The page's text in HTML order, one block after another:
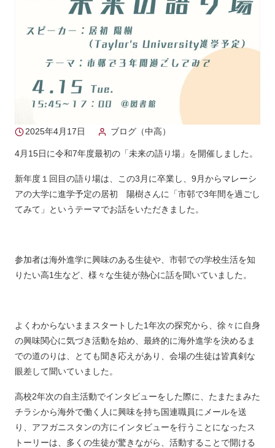
2025年4月17日 ブログ（中高）
4月15日に令和7年度最初の「未来の語り場」を開催しました。
新年度１回目の語り場は、この3月に卒業し、9月からマレーシ
アの大学に進学予定の居初 陽樹さんに「市邨で3年間を過ごし
てみて」というテーマでお話をいただきました。
参加者は海外進学に興味のある生徒や、市邨での学校生活を知
りたい高1生など、様々な生徒が熱心に話を聞いていました。
よくわからないままスタートした1年次の探究から、徐々に自身
の興味関心に気づき活動を始め、最終的に海外進学を決めるま
での道のりは、とても聞き応えがあり、会場の生徒は皆真剣な
眼差して聞いていました。
高校2年次の自主活動でインタビューをした際に、たまたまみた
チラシから海外で働く人に興味を持ち国連職員にメールを送
り、アフガニスタンの方にインタビューを行うことになったス
トーリーは、多くの生徒が驚きながら、活動することで開ける